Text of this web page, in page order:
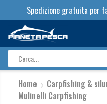
Spedizione gratuita per
Home Carpfishing &
Mulinelli Carpfishing